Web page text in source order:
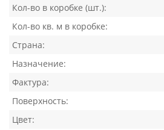
Кол-во в коробке (шт.):
Кол-во кв. м в коробке:
Страна:
Назначение:
Фактура:
Поверхность:
Цвет: